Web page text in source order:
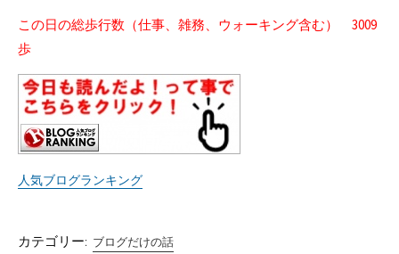
この日の総歩行数（仕事、雑務、ウォーキング含む） 3009
歩
人気ブログランキング
カテゴリー: ブログだけの話